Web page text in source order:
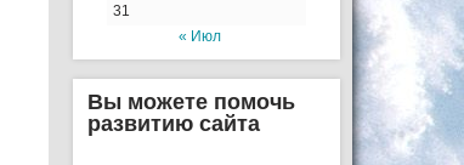
31
« Июл
Вы можете помочь
развитию сайта